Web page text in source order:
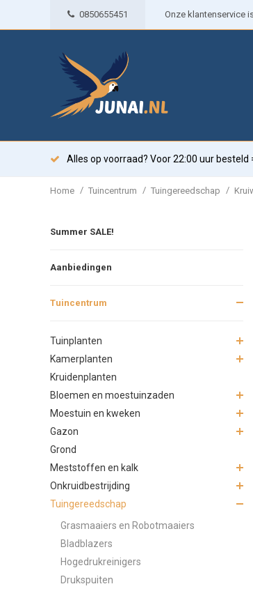
0850655451 Onze klantenservice
Alles op voorraad? Voor 22:00 uur besteld
Home / Tuincentrum / Tuingereedschap /
Summer SALE!
Aanbiedingen
Tuincentrum
Tuinplanten
Kamerplanten
Kruidenplanten
Bloemen en moestuinzaden
Moestuin en kweken
Gazon
Grond
Meststoffen en kalk
Onkruidbestrijding
Tuingereedschap
Grasmaaiers en Robotmaaiers
Bladblazers
Hogedrukreinigers
Drukspuiten